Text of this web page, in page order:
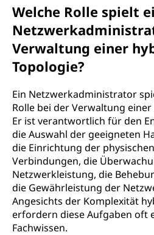
Welche Rolle spielt
Verwaltung einer
Topologie?
Ein Netzwerkadministrator
Rolle bei der Verwaltung
Er ist verantwortlich für den
die Auswahl der geeigneten
die Einrichtung der
Verbindungen, die
Netzwerkleistung, die
die Gewährleistung der
Angesichts der Komplexität
erfordern diese Aufgaben oft
Fachwissen.